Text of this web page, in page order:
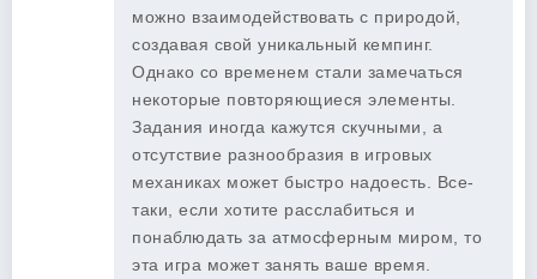
можно взаимодействовать с природой,
создавая свой уникальный кемпинг.
Однако со временем стали замечаться
некоторые повторяющиеся элементы.
Задания иногда кажутся скучными, а
отсутствие разнообразия в игровых
механиках может быстро надоесть. Все-
таки, если хотите расслабиться и
понаблюдать за атмосферным миром, то
эта игра может занять ваше время.